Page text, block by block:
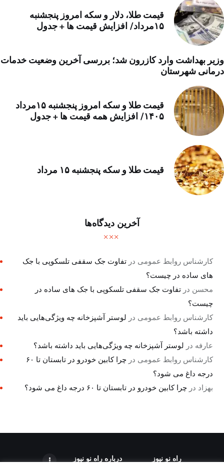
قیمت طلا، دلار و سکه امروز پنجشنبه
۱۵مرداد/ افزایش قیمت ها + جدول
وزیر بهداشت وارد کازرون شد؛ بررسی آخرین وضعیت خدمات
درمانی شهرستان
قیمت طلا و سکه امروز پنجشنبه ۱۵مرداد
۱۴۰۵/ افزایش همه قیمت ها + جدول
قیمت طلا و سکه پنجشنبه ۱۵ مرداد
آخرین دیدگاه‌ها
کارشناس روابط عمومی درتفاوت جک سقفی تلسکوپی با جک
های ساده در چیست؟
محسن درتفاوت جک سقفی تلسکوپی با جک های ساده در
چیست؟
کارشناس روابط عمومی در لوستر آشپزخانه چه ویژگی‌هایی باید
داشته باشد؟
عارفه در لوستر آشپزخانه چه ویژگی‌هایی باید داشته باشد؟
کارشناس روابط عمومی در
چرا کابین خودرو در تابستان تا ۶۰
درجه داغ می شود؟
بهزاد درچرا کابین خودرو در تابستان تا ۶۰ درجه داغ می شود؟
راه نو نیوز درباره راه‌ نو نیوز